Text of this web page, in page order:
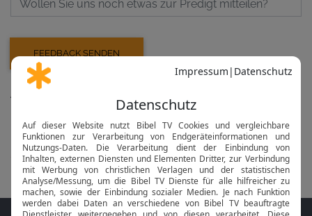
Aufzeichnung der letzten Veranstaltungen
Gottesdienst
vor 10 Tagen am 26.07.